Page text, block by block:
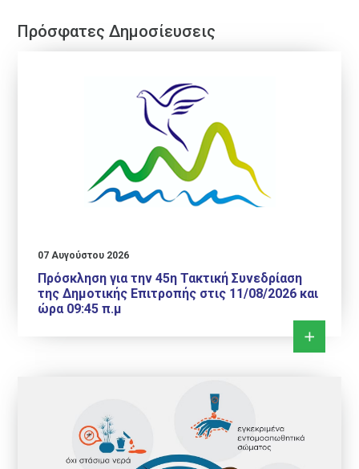
Πρόσφατες Δημοσίευσεις
07 Αυγούστου 2026
Πρόσκληση για την 45η Τακτική Συνεδρίαση
της Δημοτικής Επιτροπής στις 11/08/2026 και
ώρα 09:45 π.μ